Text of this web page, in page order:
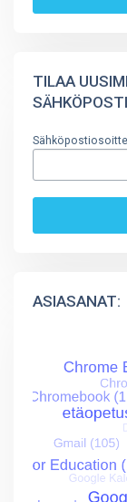
TILAA
ASIASANAT: